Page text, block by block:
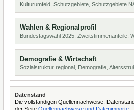
Kulturumfeld, Schutzgebiete, Schutzgebiete
Wahlen & Regionalprofil
Bundestagswahl 2025, Zweitstimmenanteile,
Demografie & Wirtschaft
Sozialstruktur regional, Demografie,
Datenstand
Die vollständigen Quellennachweise,